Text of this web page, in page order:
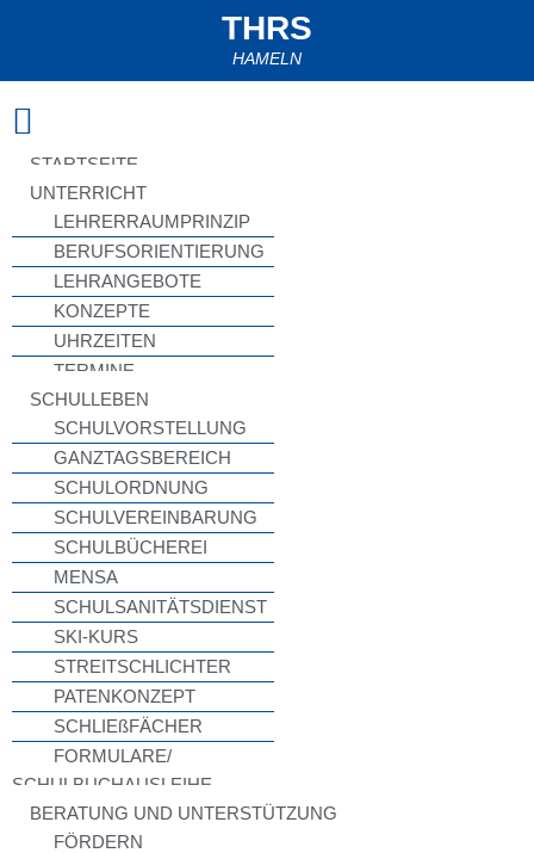
THRS
HAMELN
STARTSEITE
UNTERRICHT
LEHRERRAUMPRINZIP
BERUFSORIENTIERUNG
LEHRANGEBOTE
KONZEPTE
UHRZEITEN
TERMINE
SCHULLEBEN
SCHULVORSTELLUNG
GANZTAGSBEREICH
SCHULORDNUNG
SCHULVEREINBARUNG
SCHULBÜCHEREI
MENSA
SCHULSANITÄTSDIENST
SKI-KURS
STREITSCHLICHTER
PATENKONZEPT
SCHLIEßFÄCHER
FORMULARE/
SCHULBUCHAUSLEIHE
BERATUNG UND UNTERSTÜTZUNG
FÖRDERN